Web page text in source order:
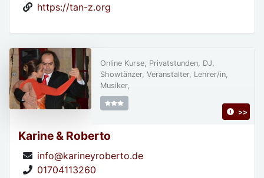
https://tan-z.org
Karine & Roberto
info@karineyroberto.de
01704113260
Online Kurse, Privatstunden, DJ,
Showtänzer, Veranstalter, Lehrer/in,
Musiker,
>>